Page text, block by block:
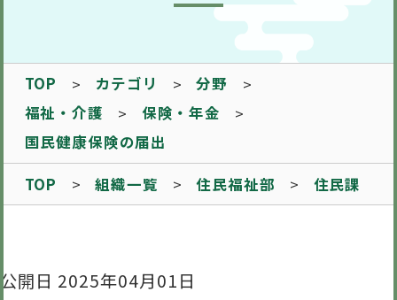
TOP カテゴリ
分野
福祉・介護
保険・年金
国民健康保険の届出
TOP
組織一覧 住民福祉部 住民課
公開日 2025年04月01日